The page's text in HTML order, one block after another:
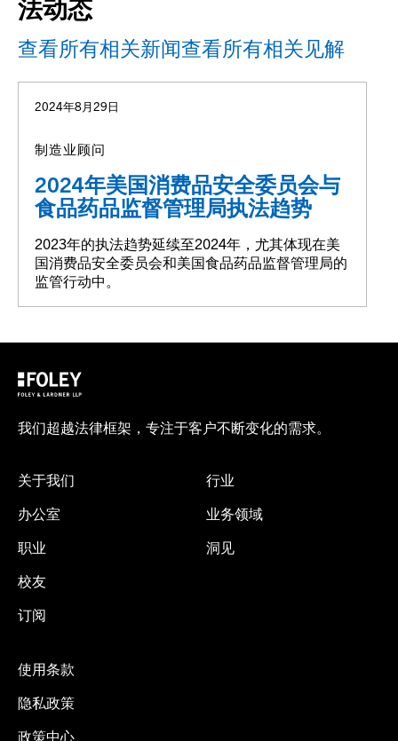
法动态
查看所有相关新闻查看所有相关见解
2024年8月29日
制造业顾问
2024年美国消费品安全委员会与
食品药品监督管理局执法趋势
2023年的执法趋势延续至2024年，尤其体现在美
国消费品安全委员会和美国食品药品监督管理局的
监管行动中。
我们超越法律框架，专注于客户不断变化的需求。
关于我们
办公室
职业
校友
订阅
行业
业务领域
洞见
使用条款
隐私政策
政策中心